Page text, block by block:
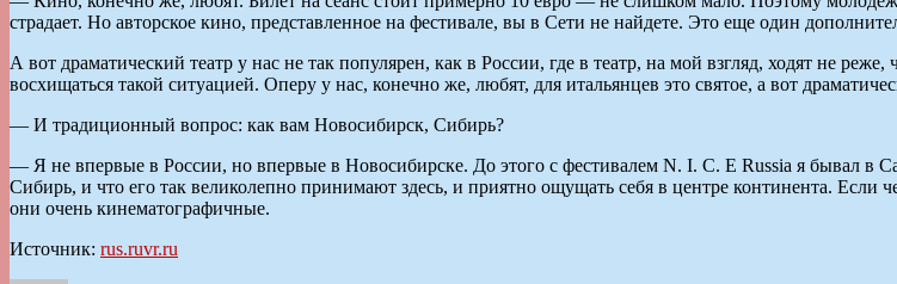
страдает. Но авторское кино, представленное на фестивале, вы в Сети не найдете. Это еще один
А вот драматический театр у нас не так популярен, как в России, где в театр, на мой взгляд, ходят не
восхищаться такой ситуацией. Оперу у нас, конечно же, любят, для итальянцев это святое, а вот
— И традиционный вопрос: как вам Новосибирск, Сибирь?
— Я не впервые в России, но впервые в Новосибирске. До этого с фестивалем N. I. C. E Russia я бывал в
Сибирь, и что его так великолепно принимают здесь, и приятно ощущать себя в центре континента.
они очень кинематографичные.
Источник: rus.ruvr.ru